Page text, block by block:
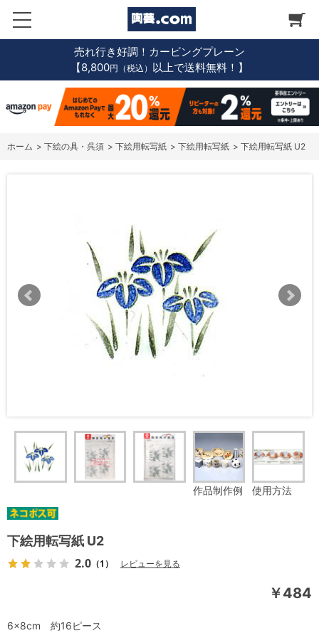
売れ行き好調！カービングプレーン
【8,800円（税込） 以上で送料無料！】
ホーム > 下絵の具・呉須 > 下絵用転写紙 > 下絵用転写紙 > 下絵用転写紙 U2
作品制作例 使用方法
下絵用転写紙 U2
2.0 （1） レビューを見る
￥484
6×8cm 約16ピース